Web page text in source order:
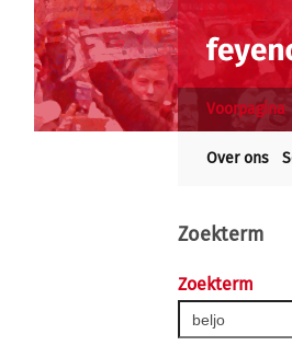
Voorpagina
Over ons
Zoekterm
Zoekterm